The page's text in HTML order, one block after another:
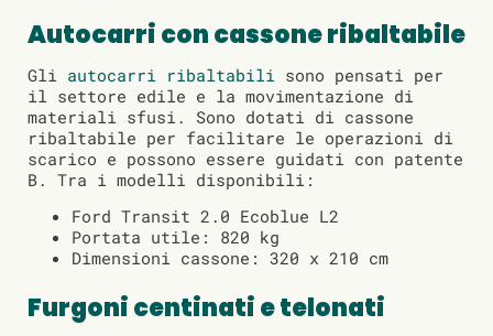
Autocarri con cassone ribaltabile
Gli autocarri ribaltabili sono pensati per
il settore edile e la movimentazione di
materiali sfusi. Sono dotati di cassone
ribaltabile per facilitare le operazioni di
scarico e possono essere guidati con patente
B. Tra i modelli disponibili:
Ford Transit 2.0 Ecoblue L2
Portata utile: 820 kg
Dimensioni cassone: 320 x 210 cm
Furgoni centinati e telonati